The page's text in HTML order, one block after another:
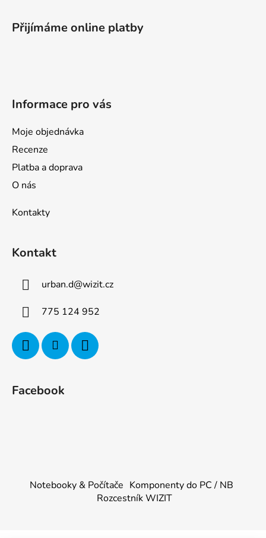
Přijímáme online platby
Informace pro vás
Moje objednávka
Recenze
Platba a doprava
O nás
Kontakty
Kontakt
urban.d@wizit.cz
775 124 952
Facebook
Notebooky & Počítače Komponenty do PC / NB
Rozcestník WIZIT